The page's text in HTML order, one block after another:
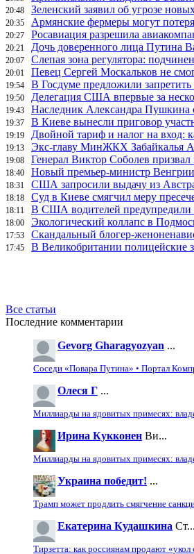
20:48 Зеленский заявил об угрозе
20:35 Армянские фермеры могут
20:27 Росавиация разрешила
20:21 Дочь доверенного лица Путина
20:07 Слепая зона регулятора:
20:01 Певец Сергей Москальков не
19:54 В Госдуме предложили
19:50 Делегация США впервые за
19:43 Наследник Александра Пушкина
19:37 В Киеве вынесли приговор
19:19 Двойной тариф и налог на вход:
19:13 Экс-главу МинЖКХ Забайкалья
19:08 Генерал Виктор Соболев
18:40 Новый премьер-министр
18:31 США запросили выдачу из
18:18 Суд в Киеве смягчил меру
18:11 В США водителей предупредили
18:00 Экологический коллапс в
17:53 Скандальный блогер-
17:45 В Великобритании полицейские
Все статьи
Последние комментарии
Gevorg Gharagyozyan ...
Соседи «Повара Путина» • Портал
Олеся Г ...
Миллиарды на ядовитых примесях:
Ирина Кукконен Ви...
Миллиарды на ядовитых примесях:
Украина победит! ...
Трамп может продлить смягчение
Екатерина Кудашкина Ст...
Тирзетта: как россиянам продают